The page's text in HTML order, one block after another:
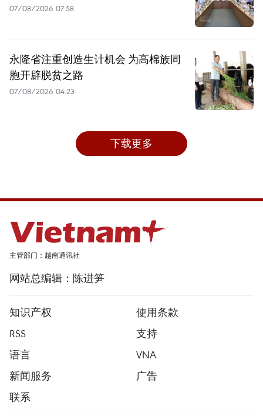
07/08/2026 07:58
永隆省注重创造生计机会 为高棉族同
胞开辟脱贫之路
07/08/2026 04:23
下载更多
主管部门：越南通讯社
网站总编辑：陈进笋
知识产权
使用条款
RSS
支持
语言
VNA
新闻服务
广告
联系